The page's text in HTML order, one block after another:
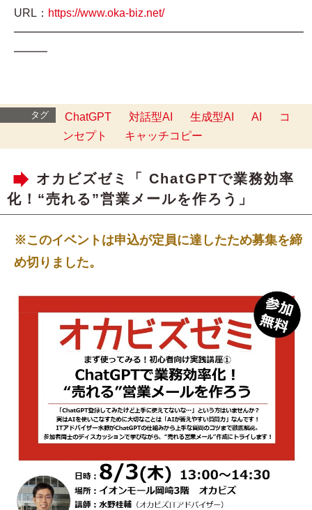
URL： https://www.oka-biz.net/
━━━━━━━━━━━━━━━━━━━━━━━━━━
━━━
タグ ChatGPT 対話型AI 生成型AI AI
コ
ンセプト
キャッチコピー
オカビズゼミ「 ChatGPTで業務効率
化！“売れる”営業メールを作ろう」
※このイベントは申込が定員に達したため募集を締
め切りました。